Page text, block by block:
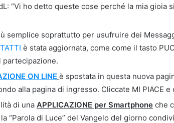
“Vi ho detto queste cose perché la mia gioia
semplice soprattutto per usufruire dei
è stata aggiornata, come come il tasto
partecipazione.
ON LINE è spostata in questa nuova
alla pagina di ingresso. Cliccate MI PIACE e
di una APPLICAZIONE per Smartphone che
“Parola di Luce” del Vangelo del giorno